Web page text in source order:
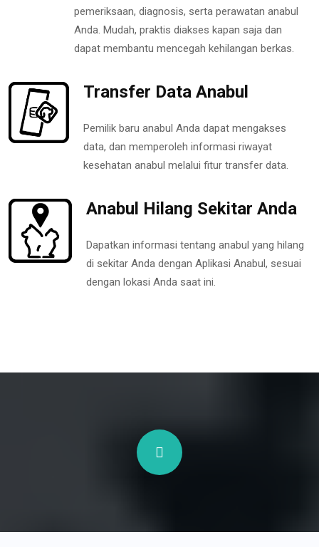
pemeriksaan, diagnosis, serta perawatan anabul
Anda. Mudah, praktis diakses kapan saja dan
dapat membantu mencegah kehilangan berkas.
Transfer Data Anabul
Pemilik baru anabul Anda dapat mengakses
data, dan memperoleh informasi riwayat
kesehatan anabul melalui fitur transfer data.
Anabul Hilang Sekitar Anda
Dapatkan informasi tentang anabul yang hilang
di sekitar Anda dengan Aplikasi Anabul, sesuai
dengan lokasi Anda saat ini.